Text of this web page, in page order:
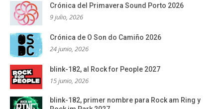
Crónica del Primavera Sound Porto 2026
9 julio, 2026
Crónica de O Son do Camiño 2026
24 junio, 2026
blink-182, al Rock for People 2027
15 junio, 2026
blink-182, primer nombre para Rock am Ring y